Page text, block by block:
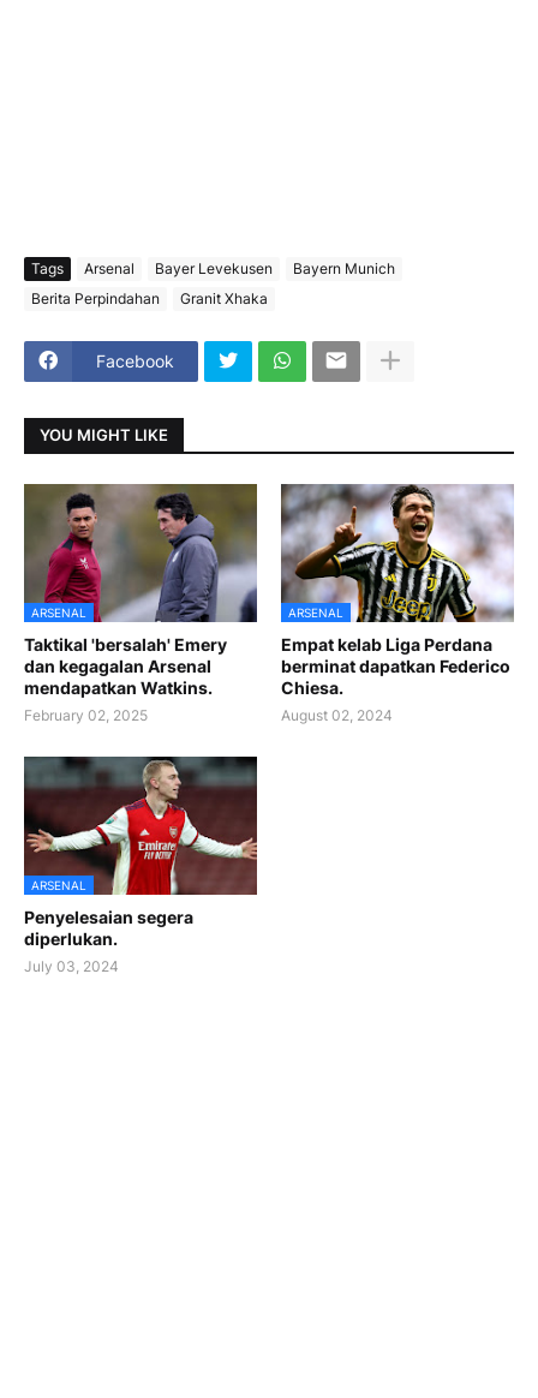
Tags Arsenal Bayer Levekusen
Bayern Munich
Berita Perpindahan
Granit Xhaka
Facebook
YOU MIGHT LIKE
ARSENAL
Taktikal 'bersalah' Emery
dan kegagalan Arsenal
mendapatkan Watkins.
February 02, 2025
ARSENAL
Empat kelab Liga Perdana
berminat dapatkan Federico
Chiesa.
August 02, 2024
ARSENAL
Penyelesaian segera
diperlukan.
July 03, 2024